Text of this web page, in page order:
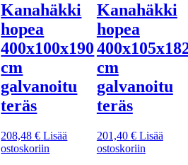
Kanahäkki
hopea
400x100x190
cm
galvanoitu
teräs
208,48€ Lisää
ostoskoriin
Kanahäkki
hopea
cm
galvanoitu
teräs
201,40 € Lisää
ostoskoriin